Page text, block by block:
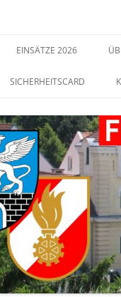
EINSÄTZE 2026
SICHERHEITSCARD